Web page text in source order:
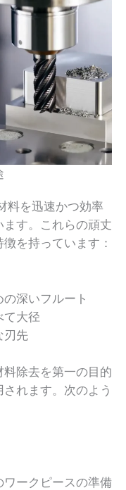
料を迅速かつ効率
す。これらの頑丈
を持っています：
深いフルート
て大径
刃先
除去を第一の目的
れます。次のよう
ークピースの準備